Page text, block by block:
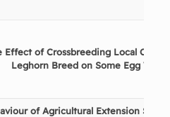
Effect of Crossbreeding Local
Leghorn Breed on Some Egg Traits
of Agricultural Extension